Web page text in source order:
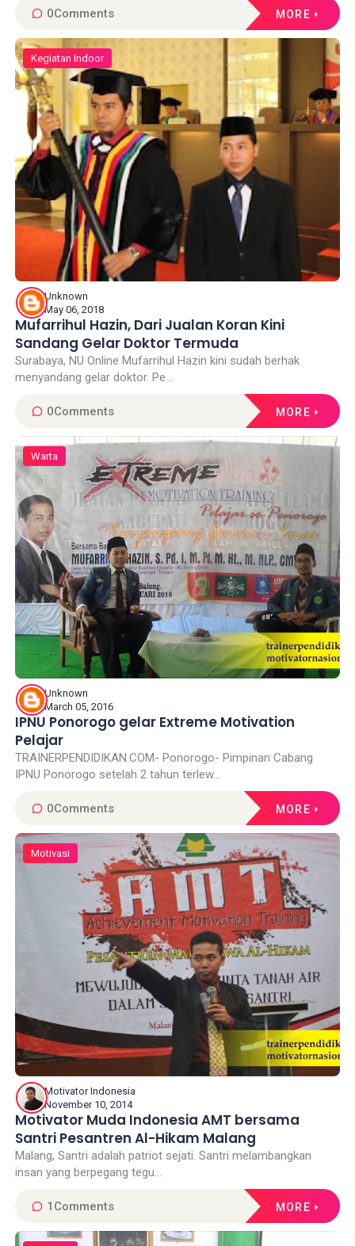
0Comments MORE
Kegiatan Indoor
Unknown
May 06, 2018
Mufarrihul Hazin, Dari Jualan Koran Kini
Sandang Gelar Doktor Termuda
Surabaya, NU Online Mufarrihul Hazin kini sudah berhak
menyandang gelar doktor. Pe...
0Comments MORE
Warta
Unknown
March 05, 2016
IPNU Ponorogo gelar Extreme Motivation
Pelajar
TRAINERPENDIDIKAN.COM- Ponorogo- Pimpinan Cabang
IPNU Ponorogo setelah 2 tahun terlew...
0Comments MORE
Motivasi
Motivator Indonesia
November 10, 2014
Motivator Muda Indonesia AMT bersama
Santri Pesantren Al-Hikam Malang
Malang, Santri adalah patriot sejati. Santri melambangkan
insan yang berpegang tegu...
1 Comments MORE